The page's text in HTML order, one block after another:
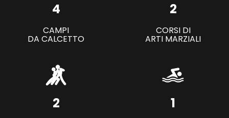
4
CAMPI
DA CALCETTO
2
CORSI DI
ARTI MARZIALI
2 1